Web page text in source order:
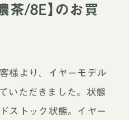
茶/8E】のお買
様より、イヤーモデル
いただきました。状態
ストック状態。イヤー